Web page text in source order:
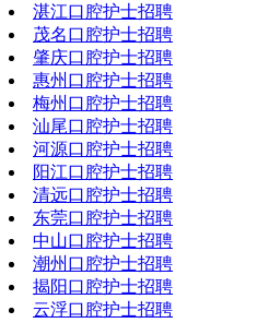
湛江口腔护士招聘
茂名口腔护士招聘
肇庆口腔护士招聘
惠州口腔护士招聘
梅州口腔护士招聘
汕尾口腔护士招聘
河源口腔护士招聘
阳江口腔护士招聘
清远口腔护士招聘
东莞口腔护士招聘
中山口腔护士招聘
潮州口腔护士招聘
揭阳口腔护士招聘
云浮口腔护士招聘